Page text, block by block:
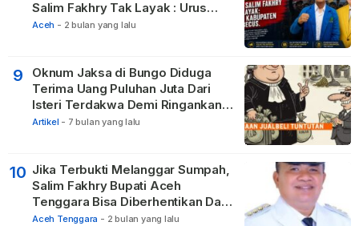
Salim Fakhry Tak Layak : Urus
Kabupaten Tak Becus.
Aceh - 2 bulan yang lalu
9
Oknum Jaksa di Bungo Diduga
Terima Uang Puluhan Juta Dari
Isteri Terdakwa Demi Ringankan
Hukuman
Artikel - 7 bulan yang lalu
10 Jika Terbukti Melanggar Sumpah,
Salim Fakhry Bupati Aceh
Tenggara Bisa Diberhentikan Dari
Jabatannya
Aceh Tenggara - 2 bulan yang lalu